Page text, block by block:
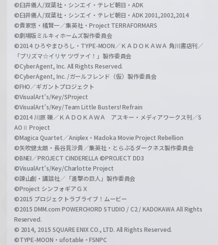
©臼井儀人/双葉社・シンエイ・テレビ朝日・ADK
©臼井儀人/双葉社・シンエイ・テレビ朝日・ADK 2001,2002,2014
©貴家悠・橘賢一／集英社・Project TERRAFORMARS
©劇場版ミルキィホームズ製作委員会
©2014 ひろやまひろし・TYPE-MOON／ＫＡＤＯＫＡＷＡ 角川書店刊／
「プリズマ☆イリヤ ツヴァイ！」製作委員会
©CyberAgent, Inc. All Rights Reserved.
©CyberAgent, Inc. /ガールフレンド（仮）製作委員会
©FHO／ギガントプロジェクト
©VisualArt's/Key/SProject
©VisualArt's/Key/Team Little Busters! Refrain
©2014 川原 礫／ＫＡＤＯＫＡＷＡ アスキー・メディアワークス刊／S
AOⅡ Project
©Magica Quartet／Aniplex・Madoka Movie Project Rebellion
©矢吹健太朗・長谷見沙貴／集英社・とらぶるダークネス製作委員会
©BNEI／PROJECT CINDERELLA ©PROJECT DD3
©VisualArt's/Key/Charlotte Project
©諫山創・講談社／「進撃の巨人」製作委員会
©Project シンフォギアＧＸ
©2015 プロジェクトラブライブ！ムービー
©2015 DMM.com POWERCHORD STUDIO / C2 / KADOKAWA All Rights
Reserved.
© 2014, 2015 SQUARE ENIX CO., LTD. All Rights Reserved.
©TYPE-MOON・ufotable・FSNPC